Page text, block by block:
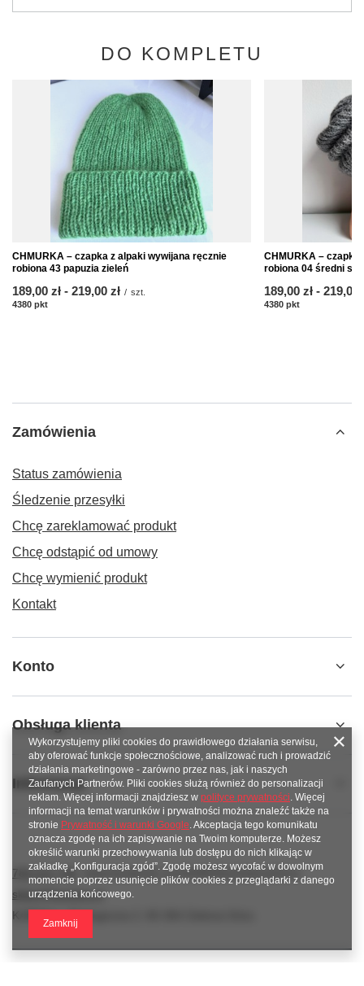
DO KOMPLETU
CHMURKA – czapka z alpaki wywijana ręcznie
robiona 43 papuzia zieleń
od
189,00 zł - do
219,00 zł / szt.
4380 pkt
CHMURKA –
robiona 04 średni
od
189,00 zł - do
219,00
4380 pkt
Zamówienia
Status zamówienia
Śledzenie przesyłki
Chcę zareklamować produkt
Chcę odstąpić od umowy
Chcę wymienić produkt
Kontakt
Konto
Obsługa klienta
Informacje
789 221 795
www.facebook.com/KAROlineZielonaGora
sklep@karoline.pl
KAROline
Wykorzystujemy pliki cookies do prawidłowego działania serwisu,
aby oferować funkcje społecznościowe, analizować ruch i prowadzić
działania marketingowe - zarówno przez nas, jak i naszych
Zaufanych Partnerów. Pliki cookies służą również do personalizacji
reklam. Więcej informacji znajdziesz w polityce prywatności. Więcej
informacji na temat warunków i prywatności można znaleźć także na
stronie Prywatność i warunki Google. Akceptacja tego komunikatu
oznacza zgodę na ich zapisywanie na Twoim komputerze. Możesz
określić warunki przechowywania lub dostępu do nich klikając w
zakładkę „Konfiguracja zgód”. Zgodę możesz wycofać w dowolnym
momencie poprzez usunięcie plików cookies z przeglądarki z danego
urządzenia końcowego.
Zamknij